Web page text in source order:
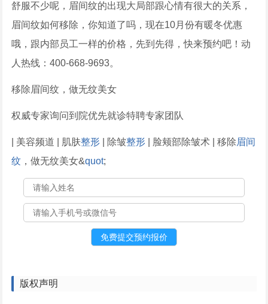
舒服不少呢，眉间纹的出现大局部跟心情有很大的关系，
眉间纹如何移除，你知道了吗，现在10月份有暖冬优惠
哦，跟内部员工一样的价格，先到先得，快来预约吧！动
人热线：400-668-9693。
移除眉间纹，做无纹美女
权威专家询问到院优先就诊特聘专家团队
| 美容频道 | 肌肤整形 | 除皱整形 | 脸颊部除皱术 | 移除眉间
纹 ，做无纹美女&quot;
版权声明